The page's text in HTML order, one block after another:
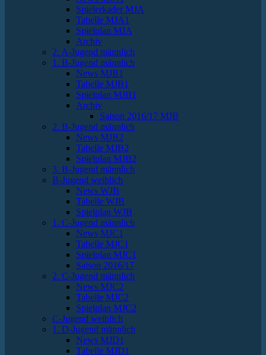
Spielerkader MJA
Tabelle MJA1
Spielplan MJA
Archiv
2. A-Jugend männlich
1. B-Jugend männlich
News MJB1
Tabelle MJB1
Spielplan MJB1
Archiv
Saison 2016/17 MJB
2. B-Jugend männlich
News MJB2
Tabelle MJB2
Spielplan MJB2
3. B-Jugend männlich
B-Jugend weiblich
News WJB
Tabelle WJB
Spielplan WJB
1. C-Jugend männlich
News MJC1
Tabelle MJC1
Spielplan MJC1
Saison 2016/17
2. C-Jugend männlich
News MJC2
Tabelle MJC2
Spielplan MJC2
C-Jugend weiblich
1. D-Jugend männlich
News MJD1
Tabelle MJD1